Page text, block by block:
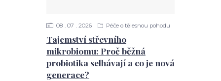
Tajemství střevního
mikrobiomu: Proč běžná
probiotika selhávají a co je nová
generace?
08 07 2026 Péče o tělesnou pohodu